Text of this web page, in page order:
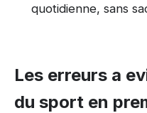
quotidienne, sans
Les erreurs a
du sport en